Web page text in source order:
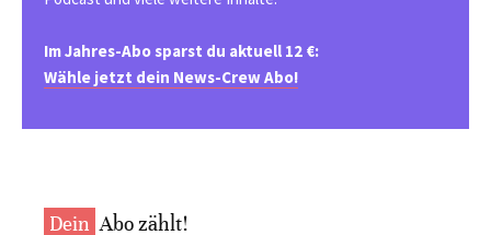
Im Jahres-Abo sparst du aktuell 12 €:
Wähle jetzt dein News-Crew Abo!
Dein Abo zählt!